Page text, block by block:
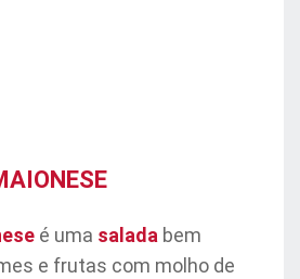
é uma salada bem
e frutas com molho de